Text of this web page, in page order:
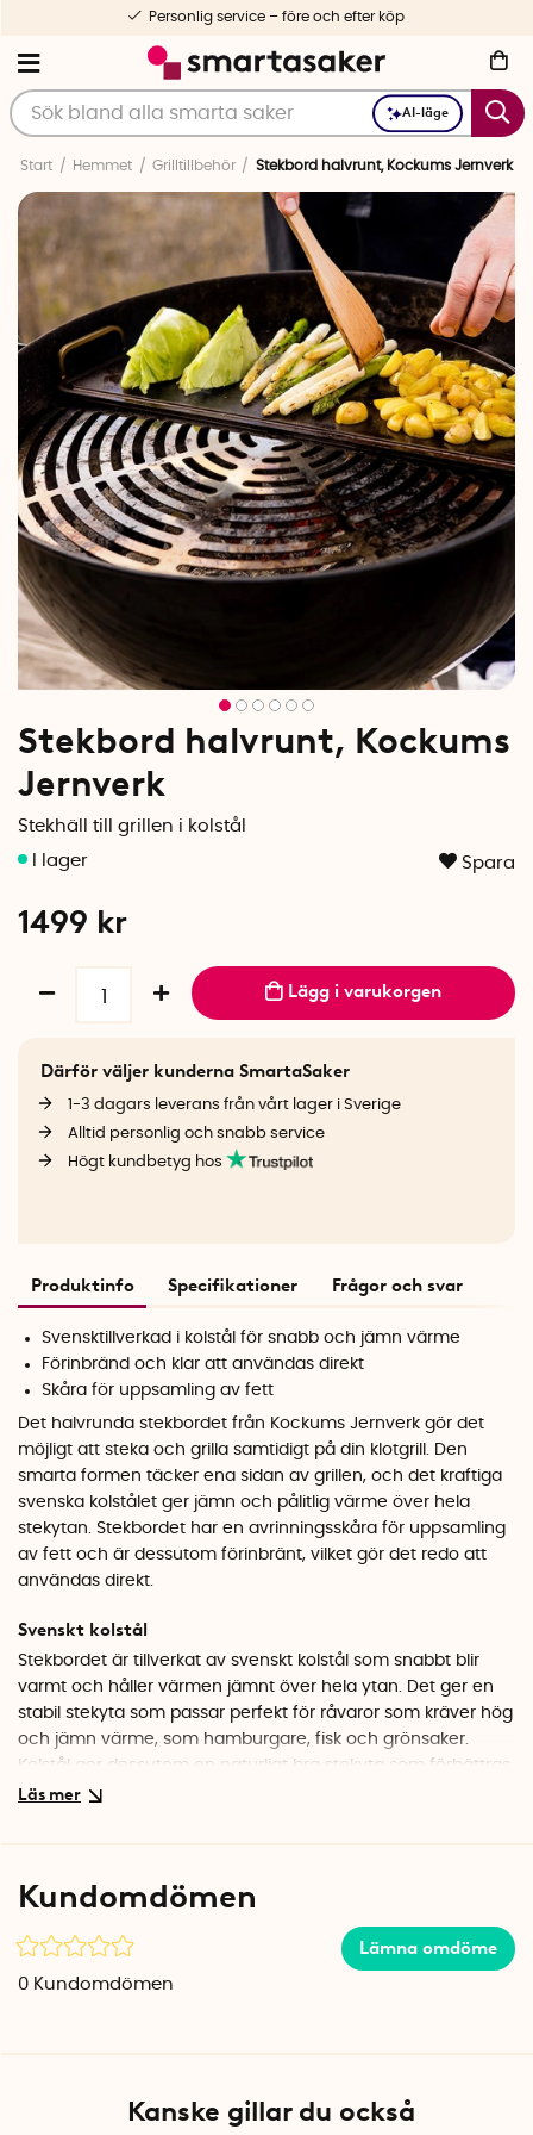
AI-läge
Personlig service – före och efter köp
Start Hemmet Grilltillbehör Stekbord halvrunt, Kockums Jernverk
Stekbord halvrunt, Kockums
Jernverk
Stekhäll till grillen i kolstål
Spara
1499 kr
Lägg i varukorgen
Därför väljer kunderna SmartaSaker
1-3 dagars leverans från vårt lager i Sverige
Alltid personlig och snabb service
Högt kundbetyg hos
Produktinfo Specifikationer Frågor och svar
Svensktillverkad i kolstål för snabb och jämn värme
Förinbränd och klar att användas direkt
Skåra för uppsamling av fett
Det halvrunda stekbordet från Kockums Jernverk gör det
möjligt att steka och grilla samtidigt på din klotgrill. Den
smarta formen täcker ena sidan av grillen, och det kraftiga
svenska kolstålet ger jämn och pålitlig värme över hela
stekytan. Stekbordet har en avrinningsskåra för uppsamling
av fett och är dessutom förinbränt, vilket gör det redo att
användas direkt.
Svenskt kolstål
Stekbordet är tillverkat av svenskt kolstål som snabbt blir
varmt och håller värmen jämnt över hela ytan. Det ger en
stabil stekyta som passar perfekt för råvaror som kräver hög
och jämn värme, som hamburgare, fisk och grönsaker.
Kolstål ger dessutom en naturligt bra stekyta som förbättras
ju mer stekbordet används.
start. Det innebär att du kan använda det direkt utan att
behöva behandla ytan själv. Den naturliga ytbehandlingen
ger ett visst skydd mot rost och bidrar till bättre
stekegenskaper över tid.
halvrunda formen täcker ena sidan av grillen och lämnar
Kundomdömen
Lämna omdöme
0 Kundomdömen
Kanske gillar du också